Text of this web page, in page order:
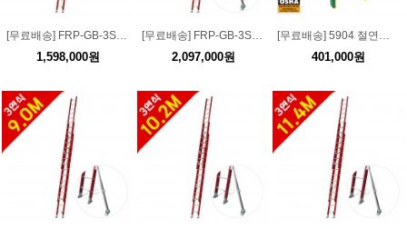
[무료배송] FRP-GB-3S-550 소방서 구조용 FRP 3단 로프형 절연사다리 5.5M
1,598,000원
[무료배송] FRP-GB-3S-710 소방서 구조용 FRP 3단 로프형 절연사다리 7.1M
2,097,000원
[무료배송] 5904 절연사다리 4단 사용높이 1.2m 적재하중 102kg
401,000원